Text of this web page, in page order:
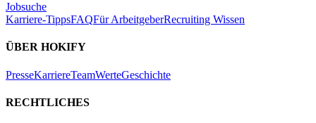
Jobsuche
Karriere-TippsFAQFür ArbeitgeberRecruiting Wissen
ÜBER HOKIFY
PresseKarriereTeamWerteGeschichte
RECHTLICHES